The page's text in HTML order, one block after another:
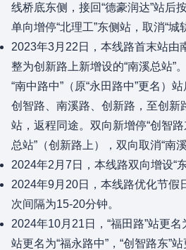
线桥底东侧，接回“德豪润达”站后
单向增停“北理工”东侧站，取消“城
2023年3月22日，本线路首末站由
整为创新路上新增设的“南溪总站”
“南中路中”（原“永田路中”更名）
创智路、南溪路、创新路，至创新
站，返程同途。双向新增停“创智路
总站”（创新路上），双向取消“南
2024年2月7日，本线路双向增设“
2024年9月20日，本线路优化节假
次间隔为15-20分钟。
2024年10月21日，“福田路”站更名
站更名为“福永路中”，“创智路东”站